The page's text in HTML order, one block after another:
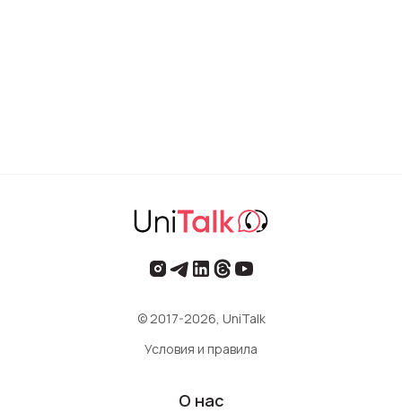
© 2017-2026, UniTalk
Условия и правила
О нас